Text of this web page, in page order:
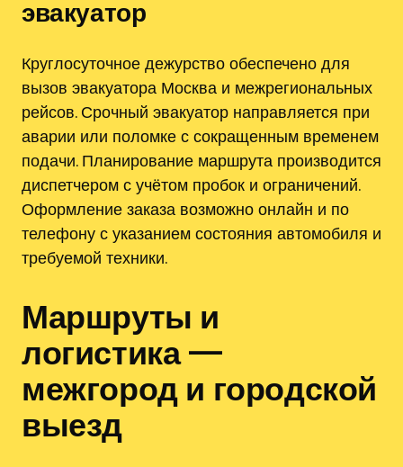
эвакуатор
Круглосуточное дежурство обеспечено для
вызов эвакуатора Москва и межрегиональных
рейсов. Срочный эвакуатор направляется при
аварии или поломке с сокращенным временем
подачи. Планирование маршрута производится
диспетчером с учётом пробок и ограничений.
Оформление заказа возможно онлайн и по
телефону с указанием состояния автомобиля и
требуемой техники.
Маршруты и
логистика —
межгород и городской
выезд